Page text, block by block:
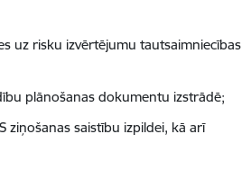
uz risku izvērtējumu tautsaimniecības
plānošanas dokumentu izstrādē;
saistību izpildei, kā arī